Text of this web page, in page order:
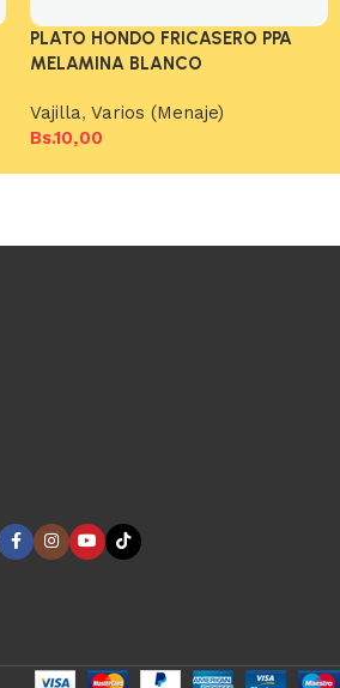
PLATO HONDO FRICASERO PPA
MELAMINA BLANCO
Vajilla,Varios (Menaje)
Bs.10,00
Añadir al carrito